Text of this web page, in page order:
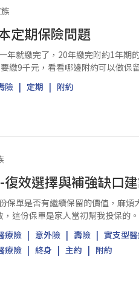
定期保險問題
年就繳完了，20年繳完附約1年期
繳9千元，看看哪邊附約可以做保
險 定期 附約
效選擇與補強缺口
保單是否有繼續保留的價值，麻煩
，這份保單是家人當初幫我投保的
保單可復效期間內，因此...
療險 意外險 壽險 實支型
療險 終身 主約
附約